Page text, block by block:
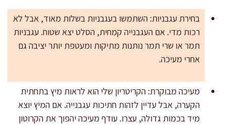
בחירת עגבניות: השתמשו בעגבניות בשלות מאוד, אבל לא
רכות מדי. אם העגבנייה קמחית, הסלט יצא שטוח. עגבניות
תמר או שרי תמר נותנות מתיקות ומעטפת יותר יציבה גם
אחרי מעיכה.
מעיכה מבוקרת: הקריטריון שלי הוא לראות מיץ בתחתית
הקערה, אבל עדיין לזהות חתיכות עגבנייה. אם המיץ יוצא
מיד בכמות גדולה, עצרו. עודף מעיכה יהפוך את הקרוטון